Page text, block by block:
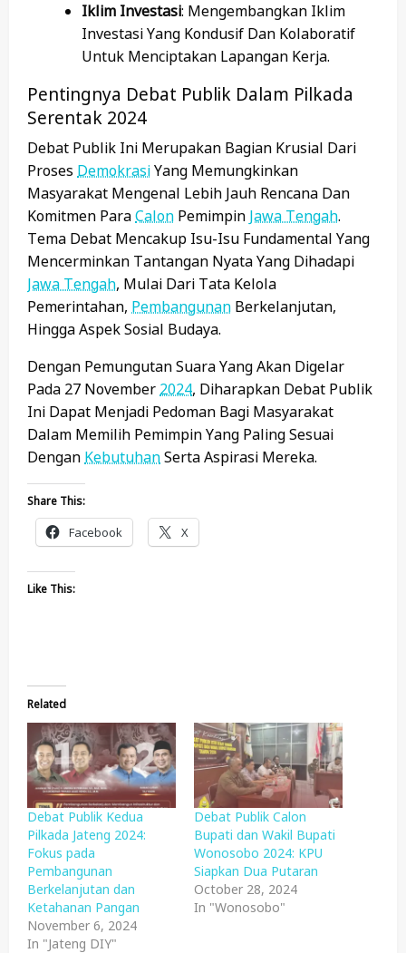
Iklim Investasi: Mengembangkan Iklim
Investasi Yang Kondusif Dan Kolaboratif
Untuk Menciptakan Lapangan Kerja.
Pentingnya Debat Publik Dalam Pilkada
Serentak 2024
Debat Publik Ini Merupakan Bagian Krusial Dari
Proses DemokrasiYang Memungkinkan
Masyarakat Mengenal Lebih Jauh Rencana Dan
Komitmen ParaCalon Pemimpin Jawa Tengah.
Tema Debat Mencakup Isu-Isu Fundamental Yang
Mencerminkan Tantangan Nyata Yang Dihadapi
Jawa Tengah, Mulai Dari Tata Kelola
Pemerintahan, Pembangunan Berkelanjutan,
Hingga Aspek Sosial Budaya.
Dengan Pemungutan Suara Yang Akan Digelar
Pada 27 November 2024, Diharapkan Debat Publik
Ini Dapat Menjadi Pedoman Bagi Masyarakat
Dalam Memilih Pemimpin Yang Paling Sesuai
Dengan KebutuhanSerta Aspirasi Mereka.
Share This:
Facebook X
Like This:
Related
Debat Publik Kedua
Pilkada Jateng 2024:
Fokus pada
Pembangunan
Berkelanjutan dan
Ketahanan Pangan
November 6, 2024
In "Jateng DIY"
Debat Publik Calon
Bupati dan Wakil Bupati
Wonosobo 2024: KPU
Siapkan Dua Putaran
October 28, 2024
In "Wonosobo"